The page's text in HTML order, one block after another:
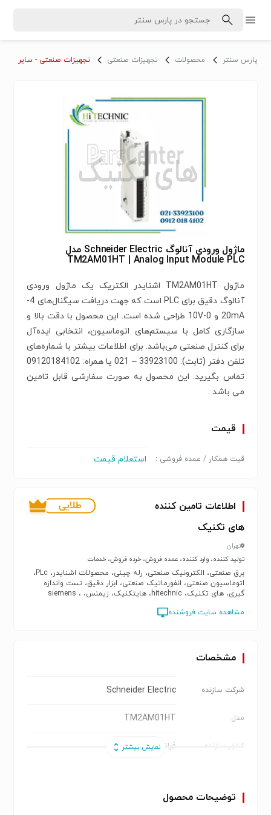
پارس سنتر محصولات تجهیزات صنعتی تجهیزات صنعتی - سایر
ماژول ورودی آنالوگ Schneider Electric مدل
TM2AM01HT | Analog Input Module PLC
ماژول TM2AM01HT اشنایدر الکتریک یک ماژول ورودی
آنالوگ دقیق برای PLC است که جهت دریافت سیگنال‌های 4-
20mA و 0-10V طراحی شده است. این محصول با دقت بالا و
سازگاری کامل با سیستم‌های اتوماسیون، انتخابی ایده‌آل
برای کنترل صنعتی می‌باشد. برای اطلاعات بیشتر با شماره‌‌های
تلفن دفتر (ثابت): 33923100 – 021 یا همراه: 09120184102
تماس بگیرید. این محصول به صورت سفارشی قابل تامین
می باشد .
قیمت
قیت همکار / عمده فروشی : استعلام قیمت
اطلاعات تامین کننده
های تکنیک
تهران
تولید کننده، وارد کننده، عمده فروش، خرده فروش، خدمات
برق صنعتی، الکترونیک صنعتی، رله چینی، محصولات اشنایدر، PLc،
اتوماسیون صنعتی، انفورماتیک صنعتی، ابزار دقیق، تست واندازه
گیری، های تکنیک، hitechnic، هایتکنیک، زیمنس، siemens ،
مشاهده سایت فروشنده
مشخصات
شرکت سازنده Schneider Electric
مدل TM2AM01HT
کشور سازنده فرانسه
برند Schneider Electricتوضیحات محصول